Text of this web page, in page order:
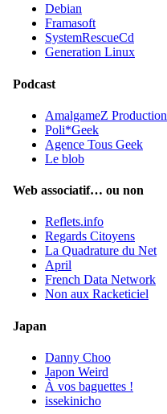
Debian
Framasoft
SystemRescueCd
Generation Linux
Podcast
AmalgameZ Production
Poli*Geek
Agence Tous Geek
Le blob
Web associatif… ou non
Reflets.info
Regards Citoyens
La Quadrature du Net
April
French Data Network
Non aux Racketiciel
Japan
Danny Choo
Japon Weird
À vos baguettes !
issekinicho